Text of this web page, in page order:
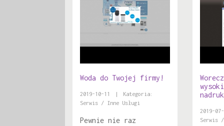
Woda do Twojej firmy!
2019-10-11 |
Kategoria:
Serwis / Inne Usługi
Pewnie nie raz
2019-
Serwis